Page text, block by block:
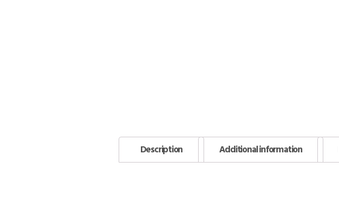
Description Additional information